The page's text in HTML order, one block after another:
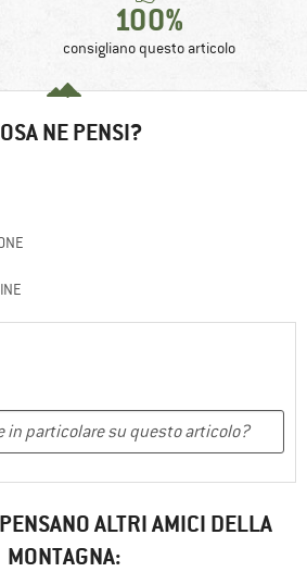
100%
consigliano questo articolo
NE PENSI?
ALTRI AMICI DELLA
MONTAGNA: